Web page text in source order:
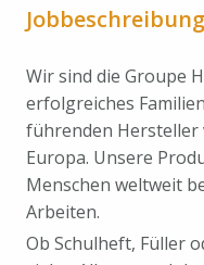
Jobbeschreibung
Wir sind die Groupe
erfolgreiches
führenden Hersteller
Europa. Unsere
Menschen weltweit
Arbeiten.
Ob Schulheft, Füller